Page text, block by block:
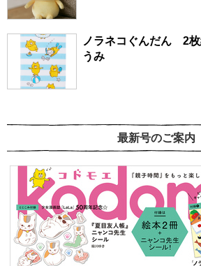
ノラネコぐんだん 2
うみ
最新号のご案内